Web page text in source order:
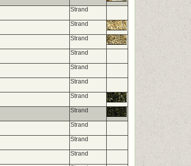
Strand
Strand
Strand
Strand
Strand
Strand
Strand
Strand
Strand
Strand
Strand